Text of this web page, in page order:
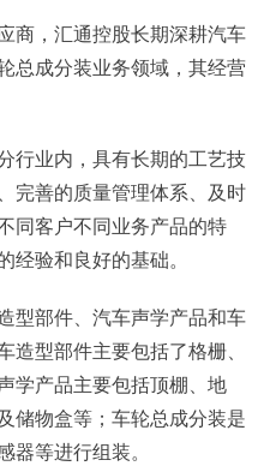
商，汇通控股长期深耕汽车
总成分装业务领域，其经营
行业内，具有长期的工艺技
完善的质量管理体系、及时
同客户不同业务产品的特
经验和良好的基础。
型部件、汽车声学产品和车
造型部件主要包括了格栅、
学产品主要包括顶棚、地
储物盒等；车轮总成分装是
器等进行组装。